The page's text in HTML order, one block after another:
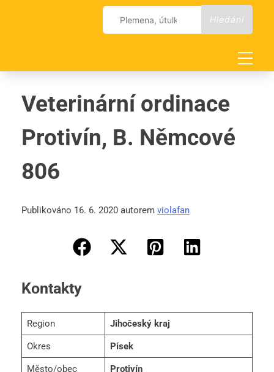
Vyhledávání
Veterinární ordinace
Protivín, B. Němcové
806
Publikováno 16. 6. 2020 autorem violafan
Kontakty
Region Jihočeský kraj
Okres Písek
Město/obec Protivín